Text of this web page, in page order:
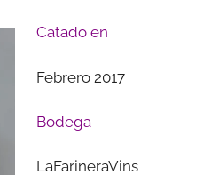
Catado en
Febrero 2017
Bodega
LaFarineraVins